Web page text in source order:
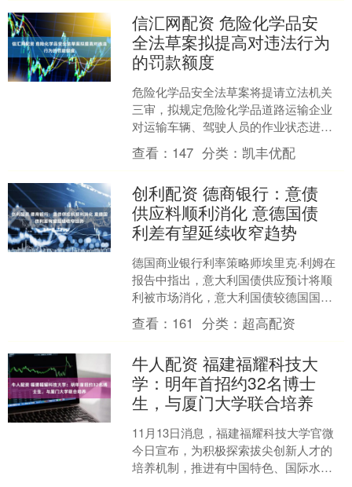
信汇网配资 危险化学品安
全法草案拟提高对违法行为
的罚款额度
危险化学品安全法草案将提请立法机关
三审，拟规定危险化学品道路运输企业
对运输车辆、驾驶人员的作业状态进行
实时监控、管理，拟提高对违法行为的
罚款额度并对主要负责人依....
查看： 147 分类： 凯丰优配
创利配资 德商银行：意债
供应料顺利消化 意德国债
利差有望延续收窄趋势
德国商业银行利率策略师埃里克·利姆在
报告中指出，意大利国债供应预计将顺
利被市场消化，意大利国债较德国国债
的收益率利差有望继续收窄。 意大利将
于周四发行65亿至8....
查看： 161 分类： 超高配资
牛人配资 福建福耀科技大
学：明年首招约32名博士
生，与厦门大学联合培养
11月13日消息，福建福耀科技大学官微
今日宣布，为积极探索拔尖创新人才的
培养机制，推进有中国特色、国际水平